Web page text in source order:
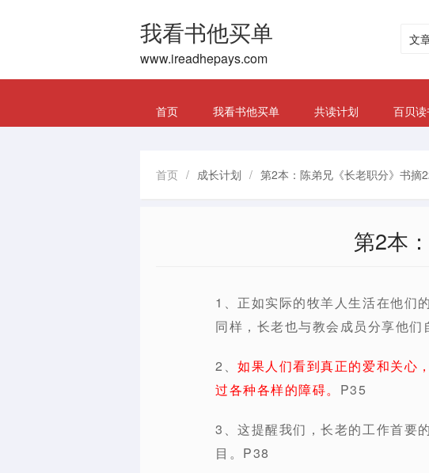
我看书他买单
www.ireadhepays.com
首页 我看书他买单 共读计划 百贝读
首页 / 成长计划 / 第2本：陈弟兄《长老职分》书摘
第2本
1、正如实际的牧羊人生活在他们
同样，长老也与教会成员分享他
2、如果人们看到真正的爱和关心
过各种各样的障碍。 P35
3、这提醒我们，长老的工作首要
目。P38